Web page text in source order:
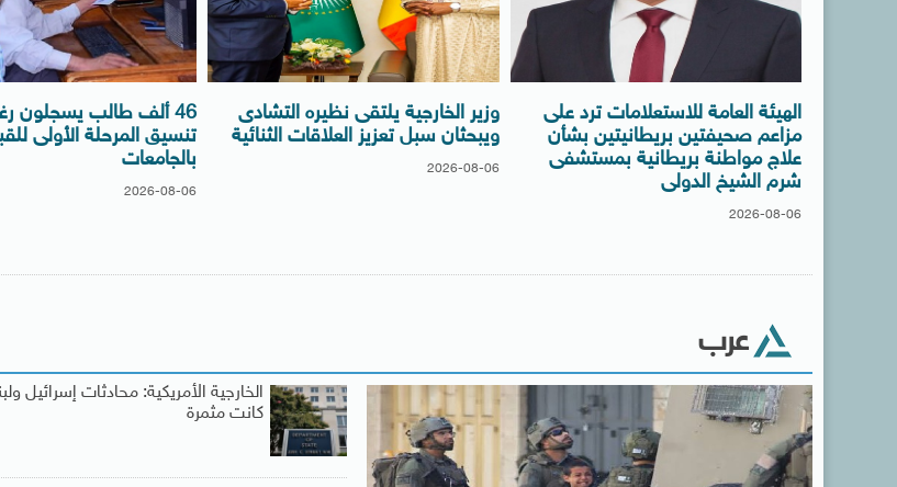
الهيئة العامة للاستعلامات ترد على
مزاعم صحيفتين بريطانيتين بشأن
علاج مواطنة بريطانية بمستشفى
شرم الشيخ الدولى
2026-08-06
وزير الخارجية يلتقى نظيره التشادى
ويبحثان سبل تعزيز العلاقات الثنائية
2026-08-06
46 ألف طالب يسجلون
تنسيق المرحلة الأولى
بالجامعات
2026-08-06
عرب
الخارجية الأمريكية: محادثات إسرائيل
كانت مثمرة